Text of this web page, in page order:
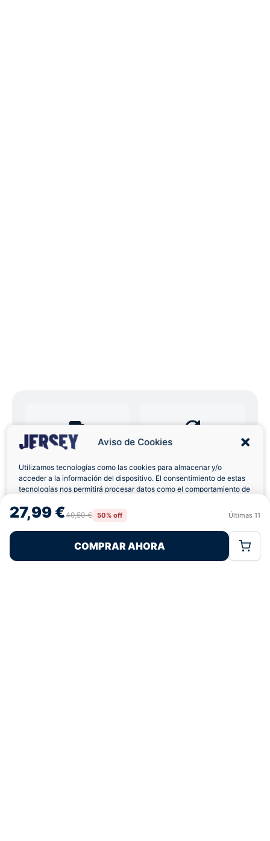
Aviso de Cookies
Utilizamos tecnologías como las cookies para almacenar y/o
acceder a la información del dispositivo. El consentimiento de estas
tecnologías nos permitirá procesar datos como el comportamiento de
retirar el consentimiento, puede afectar negativamente a ciertas
características y funciones.
Rechazar
Política de CookiesPolítica de Privacidad
27,99 €49,50 € 50% off Últimas 11
COMPRAR AHORA
Envíos a Domicilio Devolución 7 Días
Pagos 100% Seguros Ofertas Sin Límites
4,7 basado en 78+ reseñas